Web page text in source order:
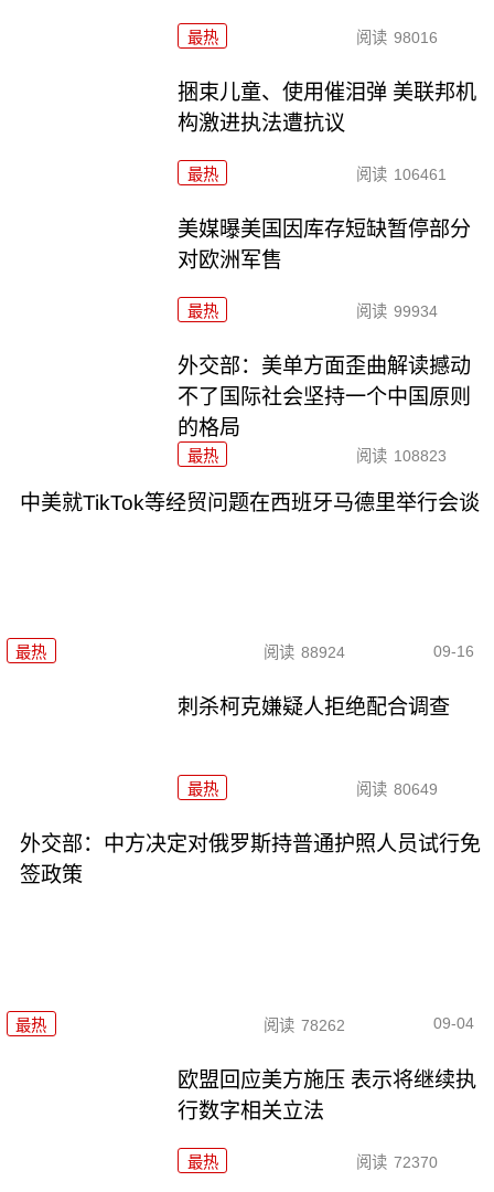
最热 阅读 98016
捆束儿童、使用催泪弹 美联邦机
构激进执法遭抗议
最热 阅读 106461
美媒曝美国因库存短缺暂停部分
对欧洲军售
最热 阅读 99934
外交部：美单方面歪曲解读撼动
不了国际社会坚持一个中国原则
的格局
最热 阅读 108823
中美就TikTok等经贸问题在西班牙马德里举行会谈
最热 阅读 88924 09-16
刺杀柯克嫌疑人拒绝配合调查
最热 阅读 80649
外交部：中方决定对俄罗斯持普通护照人员试行免
签政策
最热 阅读 78262 09-04
欧盟回应美方施压 表示将继续执
行数字相关立法
最热 阅读 72370